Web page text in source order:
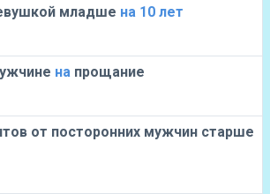
младше на 10 лет
на прощание
от посторонних мужчин старше